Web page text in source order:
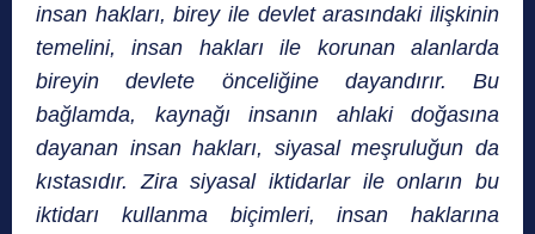
insan hakları, birey ile devlet arasındaki ilişkinin
temelini, insan hakları ile korunan alanlarda
bireyin devlete önceliğine dayandırır. Bu
bağlamda, kaynağı insanın ahlaki doğasına
dayanan insan hakları, siyasal meşruluğun da
kıstasıdır. Zira siyasal iktidarlar ile onların bu
iktidarı kullanma biçimleri, insan hakla­rına